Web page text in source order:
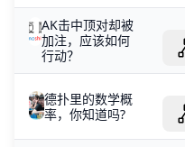
AK击中顶对却被
加注，应该如何
行动？
德扑里的数学概
率，你知道吗?